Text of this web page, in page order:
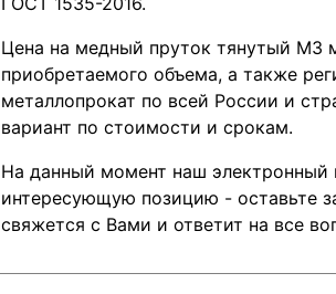
Цена на медный пруток тянутый М3
приобретаемого объема, а также
металлопрокат по всей России и
вариант по стоимости и срокам.
На данный момент наш электронный
интересующую позицию - оставьте
свяжется с Вами и ответит на все